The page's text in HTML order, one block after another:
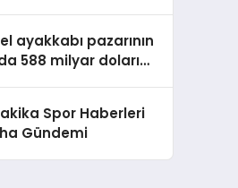
ayakkabı pazarının
588 milyar doları
Spor Haberleri
Gündemi